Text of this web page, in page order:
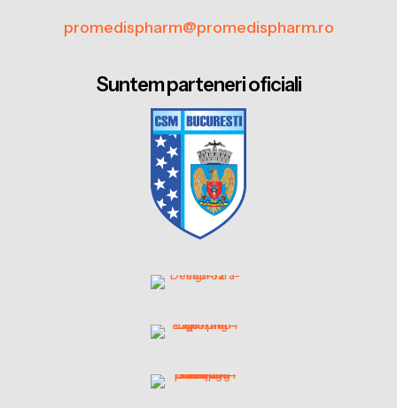
promedispharm@promedispharm.ro
Suntem parteneri oficiali